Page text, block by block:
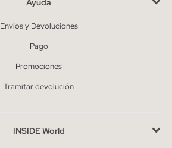
Ayuda
Envíos y Devoluciones
Pago
Promociones
Tramitar devolución
INSIDE World